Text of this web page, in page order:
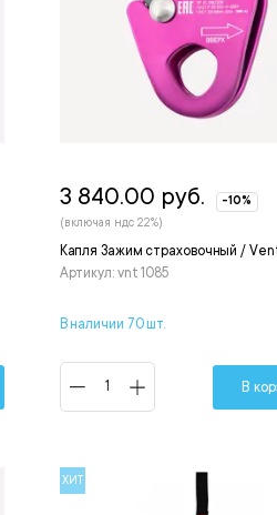
Капля Зажим страховочный /
Артикул: vnt 1085
3 840.00 руб.
-10%
(включая ндс 22%)
В наличии 70 шт.
В
ХИТ